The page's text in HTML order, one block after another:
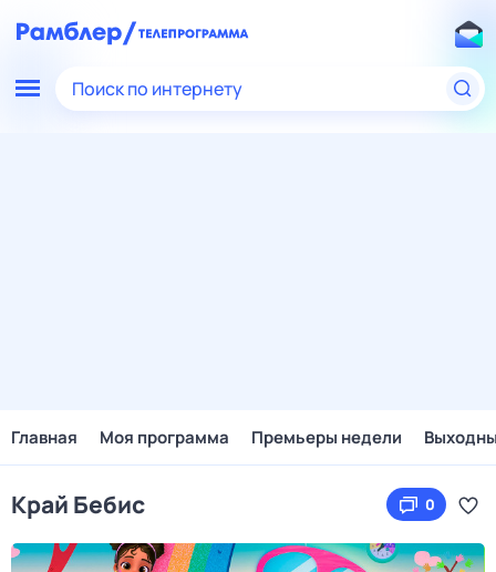
Поиск по интернету
Главная Моя программа Премьеры недели
Край Бебис 0